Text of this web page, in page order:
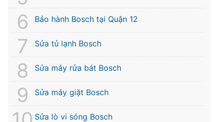
Bảo hành Bosch tại Quận 12
Sửa tủ lạnh Bosch
Sửa máy rửa bát Bosch
Sửa máy giặt Bosch
Sửa lò vi sóng Bosch